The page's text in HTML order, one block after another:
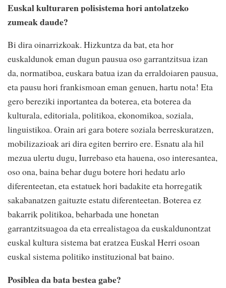
Euskal kulturaren polisistema hori antolatzeko
zumeak daude?
Bi dira oinarrizkoak. Hizkuntza da bat, eta hor
euskaldunok eman dugun pausua oso garrantzitsua izan
da, normatiboa, euskara batua izan da erraldoiaren pausua,
eta pausu hori frankismoan eman genuen, hartu nota! Eta
gero bereziki inportantea da boterea, eta boterea da
kulturala, editoriala, politikoa, ekonomikoa, soziala,
linguistikoa. Orain ari gara botere soziala berreskuratzen,
mobilizazioak ari dira egiten berriro ere. Esnatu ala hil
mezua ulertu dugu, Iurrebaso eta hauena, oso interesantea,
oso ona, baina behar dugu botere hori hedatu arlo
diferenteetan, eta estatuek hori badakite eta horregatik
sakabanatzen gaituzte estatu diferenteetan. Boterea ez
bakarrik politikoa, beharbada une honetan
garrantzitsuagoa da eta errealistagoa da euskaldunontzat
euskal kultura sistema bat eratzea Euskal Herri osoan
euskal sistema politiko instituzional bat baino.
Posiblea da bata bestea gabe?